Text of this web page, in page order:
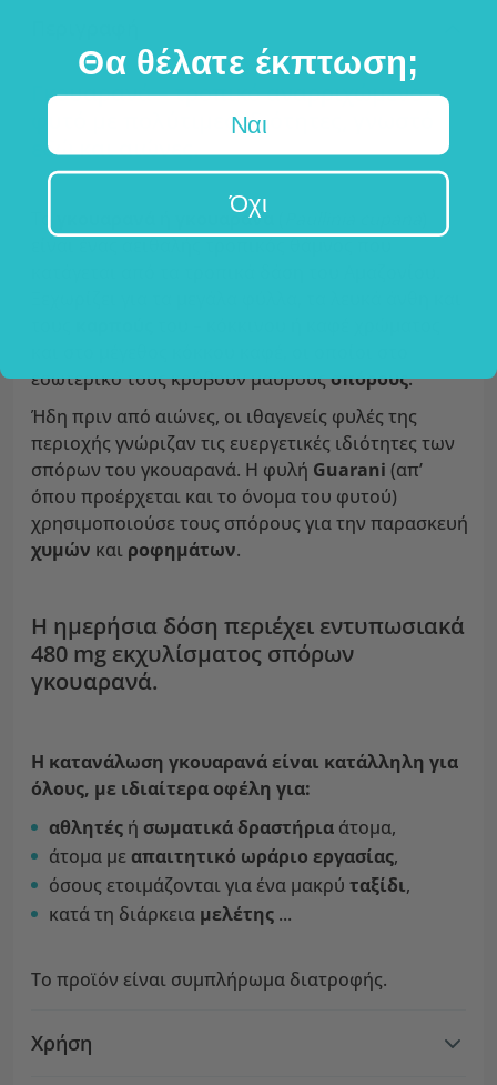
Γκουαρανά – τροπικό αναρριχώμενο
φυτό με πολύτιμες ιδιότητες, γνωστό
εδώ και αιώνες.
γκουαράνα
εσωτερικό τους κρύβουν μαύρουςσπόρους.
Ήδη πριν από αιώνες, οι ιθαγενείς φυλές της
περιοχής γνώριζαν τις ευεργετικές ιδιότητες των
σπόρων του γκουαρανά. Η φυλή Guarani (απ’
όπου προέρχεται και το όνομα του φυτού)
χρησιμοποιούσε τους σπόρους για την παρασκευή
χυμών και ροφημάτων.
Η ημερήσια δόση περιέχει εντυπωσιακά
480 mg εκχυλίσματος σπόρων
γκουαρανά.
Η κατανάλωση γκουαρανά είναι κατάλληλη για
όλους, με ιδιαίτερα οφέλη για:
αθλητές ή σωματικά δραστήρια άτομα,
άτομα με απαιτητικό ωράριο εργασίας,
όσους ετοιμάζονται για ένα μακρύ ταξίδι,
κατά τη διάρκεια μελέτης ...
Το προϊόν είναι συμπλήρωμα διατροφής.
Χρήση
Θα θέλατε έκπτωση;
Ναι
Όχι